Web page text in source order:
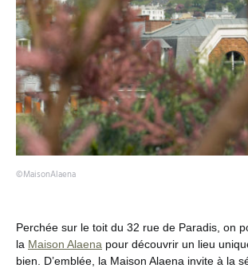
©MaisonAlaena
Perchée sur le toit du 32 rue de Paradis, on
la Maison Alaena pour découvrir un lieu
bien. D’emblée, la Maison Alaena invite à la